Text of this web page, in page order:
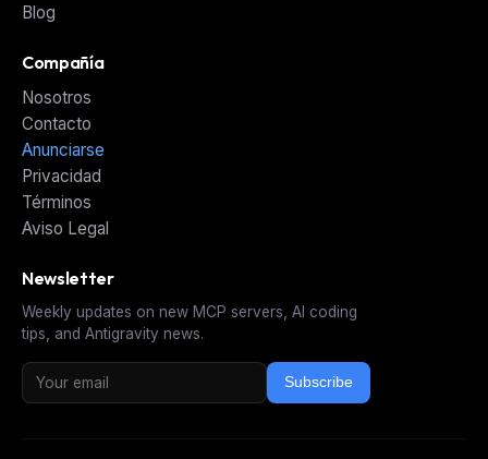
Blog
Compañía
Nosotros
Contacto
Anunciarse
Privacidad
Términos
Aviso Legal
Newsletter
Weekly updates on new MCP servers, AI coding
tips, and Antigravity news.
Subscribe